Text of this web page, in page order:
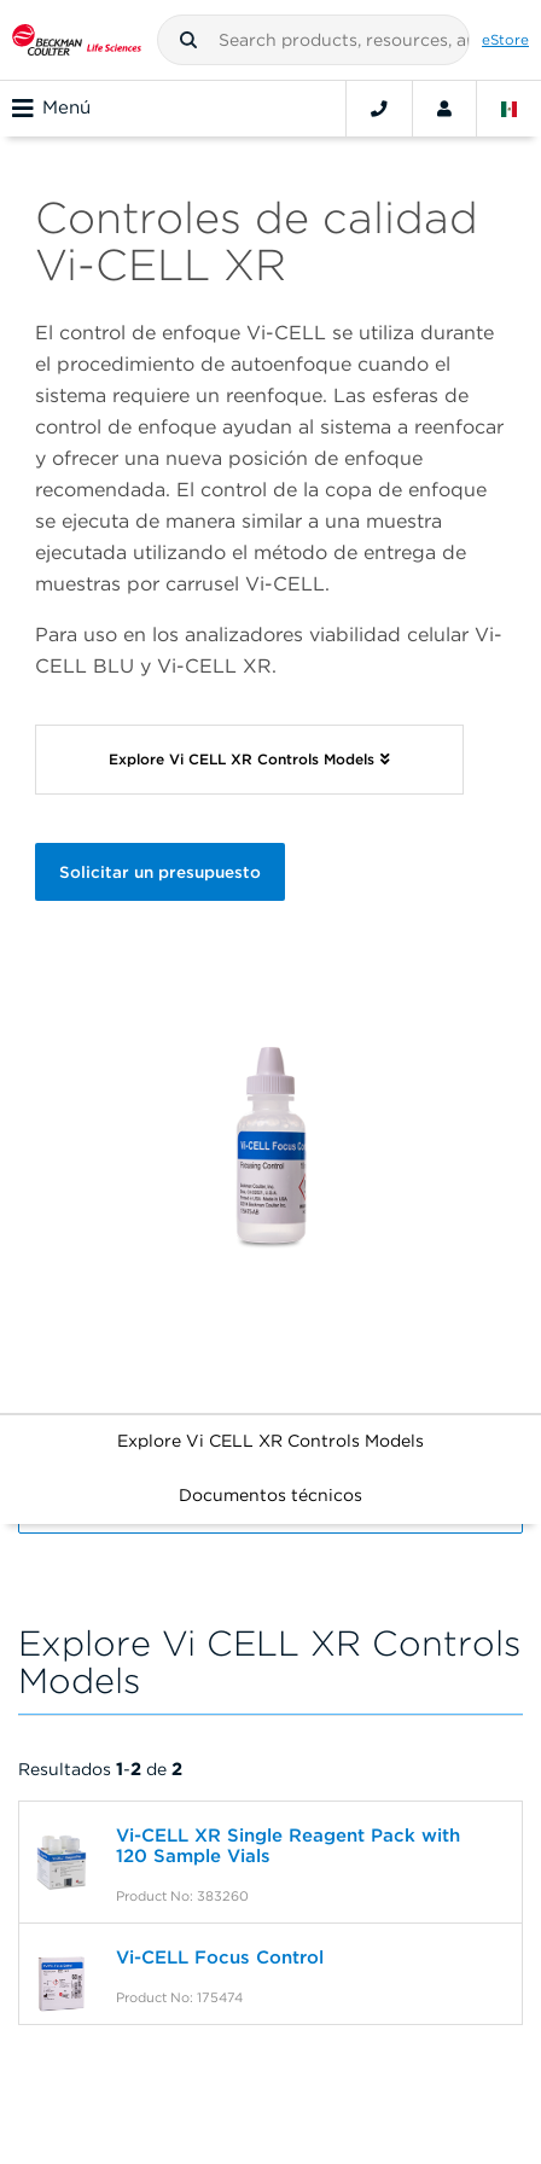
eStore
Menú
Controles de calidad
Vi-CELL XR
El control de enfoque Vi-CELL se utiliza durante
el procedimiento de autoenfoque cuando el
sistema requiere un reenfoque. Las esferas de
control de enfoque ayudan al sistema a reenfocar
y ofrecer una nueva posición de enfoque
recomendada. El control de la copa de enfoque
se ejecuta de manera similar a una muestra
ejecutada utilizando el método de entrega de
muestras por carrusel Vi-CELL.
Para uso en los analizadores viabilidad celular Vi-
CELL BLU y Vi-CELL XR.
Explore Vi CELL XR Controls Models
Solicitar un presupuesto
Explore Vi CELL XR Controls Models
Documentos técnicos
Explore Vi CELL XR Controls
Models
Resultados 1-2 de 2
Vi-CELL XR Single Reagent Pack with
120 Sample Vials
Product No: 383260
Vi-CELL Focus Control
Product No: 175474